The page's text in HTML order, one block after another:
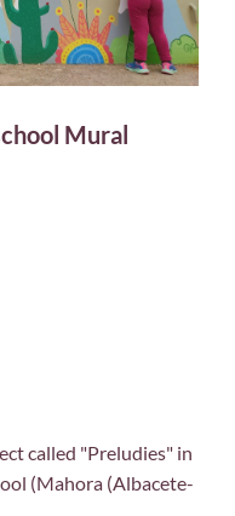
Mural
called "Preludies" in
(Mahora (Albacete-